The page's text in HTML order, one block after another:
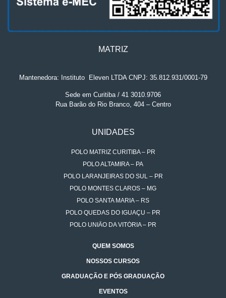
MATRIZ
Mantenedora: Instituto. Eleven LTDA CNPJ: 35.812.931/0001-79
Sede em Curitiba / 41 3010.9706
Rua Barão do Rio Branco, 404 – Centro
UNIDADES
POLO MATRIZ CURITIBA – PR
POLO ALTAMIRA – PA
POLO LARANJEIRAS DO SUL – PR
POLO MONTES CLAROS – MG
POLO SANTA MARIA – RS
POLO QUEDAS DO IGUAÇU – PR
POLO UNIÃO DA VITÓRIA – PR
QUEM SOMOS
NOSSOS CURSOS
GRADUAÇÃO E PÓS GRADUAÇÃO
EVENTOS